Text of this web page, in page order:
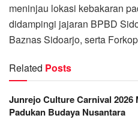
meninjau lokasi kebakaran
didampingi jajaran BPBD
Baznas Sidoarjo, serta
Related Posts
Junrejo Culture Carnival 2026
Padukan Budaya Nusantara